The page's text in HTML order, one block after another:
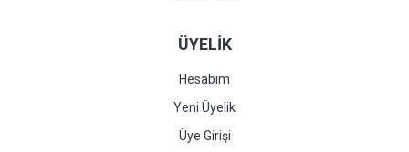
ÜYELİK
Hesabım
Yeni Üyelik
Üye Girişi